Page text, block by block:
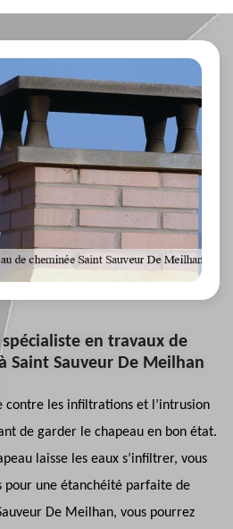
en travaux de
Saint Sauveur De Meilhan
contre les infiltrations et l’intrusion
de garder le chapeau en bon état.
laisse les eaux s’infiltrer, vous
pour une étanchéité parfaite de
De Meilhan, vous pourrez